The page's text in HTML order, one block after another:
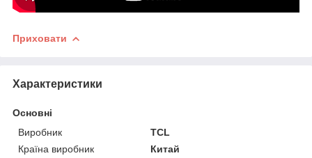
Приховати
Характеристики
Основні
Виробник
TCL
Країна виробник
Китай